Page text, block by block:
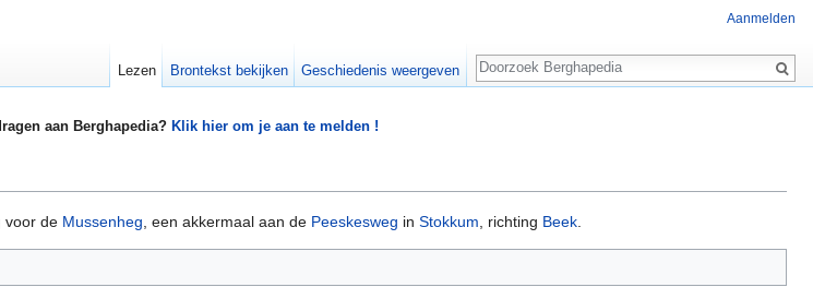
aan Berghapedia? Klik hier om je aan te melden !
voor de Mussenheg, een akkermaal aan de Peeskesweg in Stokkum, richting Beek.
Aanmelden
Lezen Brontekst bekijken Geschiedenis weergeven
Zoeken